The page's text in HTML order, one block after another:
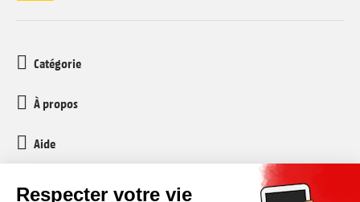
Catégorie
À propos
Aide
Service client